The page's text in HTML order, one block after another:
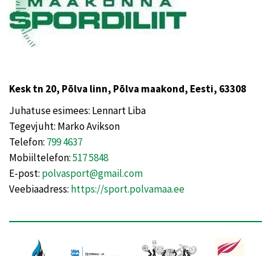
Kesk tn 20, Põlva linn, Põlva maakond, Eesti, 63308
Juhatuse esimees: Lennart Liba
Tegevjuht: Marko Avikson
Telefon: 799 4637
Mobiiltelefon:517 5848
E-post: polvasport@gmail.com
Veebiaadress: https://sport.polvamaa.ee